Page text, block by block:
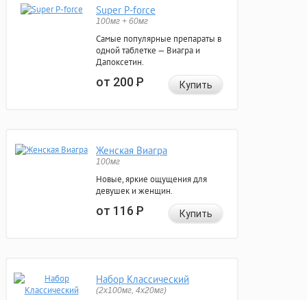
Super P-force
100мг + 60мг
Самые популярные препараты в
одной таблетке — Виагра и
Дапоксетин.
от 200Р Купить
Женская Виагра
100мг
Новые, яркие ощущения для
девушек и женщин.
от 116Р Купить
Набор Классический
(2x100мг, 4x20мг)